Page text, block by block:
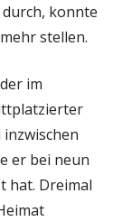
konnte
stellen.
im
er bei neun
hat. Dreimal